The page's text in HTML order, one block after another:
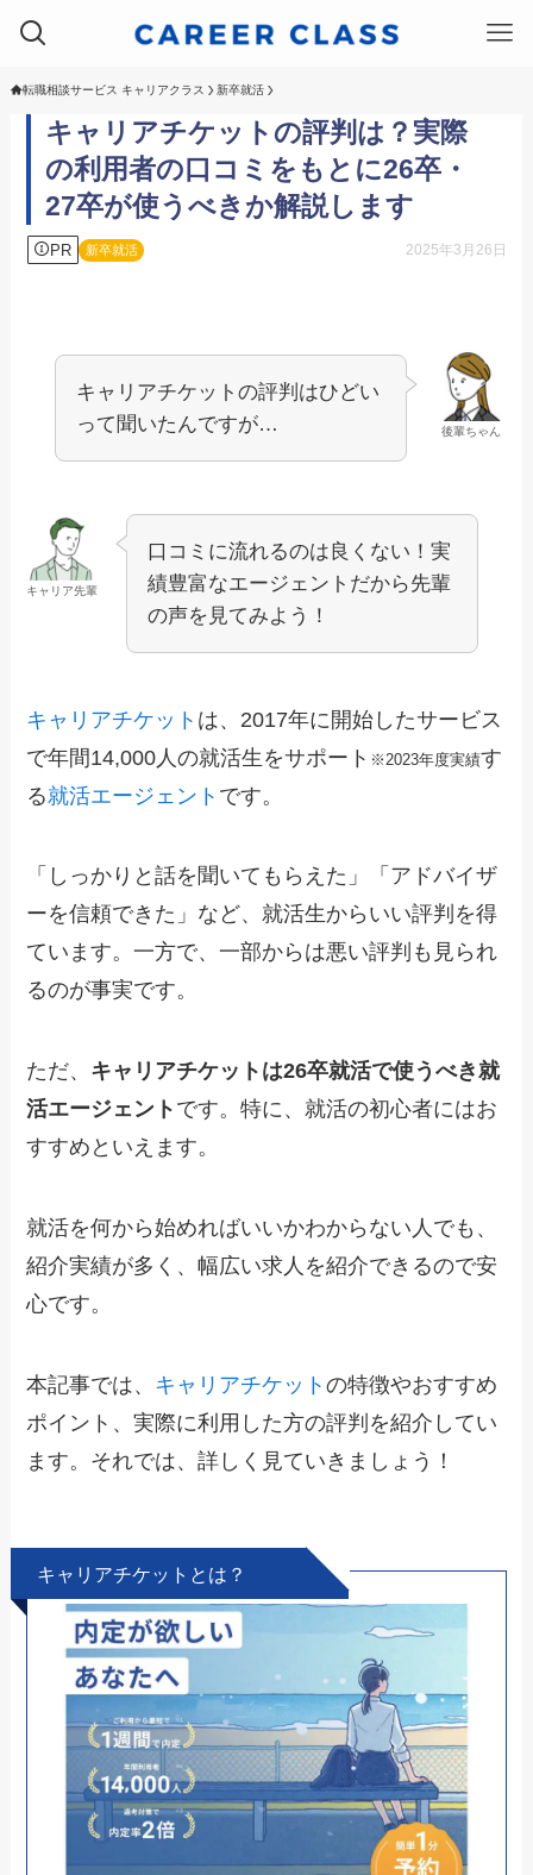
転職相談サービス キャリアクラス 新卒就活
キャリアチケットの評判は？実際
の利用者の口コミをもとに26卒・
27卒が使うべきか解説します
PR 新卒就活 2025年3月26日
後輩ちゃん
キャリアチケットの評判はひどい
って聞いたんですが…
キャリア先輩
口コミに流れるのは良くない！実
績豊富なエージェントだから先輩
の声を見てみよう！
キャリアチケット は、2017年に開始したサービス
で年間14,000人の就活生をサポート ※2023年度実績す
る就活エージェント です。
「しっかりと話を聞いてもらえた」「アドバイザ
ーを信頼できた」など、就活生からいい評判を得
ています。一方で、一部からは悪い評判も見られ
るのが事実です。
ただ、 キャリアチケットは26卒就活で使うべき就
活エージェント です。特に、就活の初心者にはお
すすめといえます。
就活を何から始めればいいかわからない人でも、
紹介実績が多く、幅広い求人を紹介できるので安
心です。
本記事では、 キャリアチケットの特徴やおすすめ
ポイント、実際に利用した方の評判を紹介してい
ます。それでは、詳しく見ていきましょう！
キャリアチケットとは？